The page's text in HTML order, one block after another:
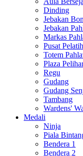
Dinding
Jebakan
Jebakan
Markas
Pusat
Totem
Plaza
Regu
Gudang
Gudang
Tambang
Wardens'
Medali
Ninja
Piala
Bendera 1
Bendera 2